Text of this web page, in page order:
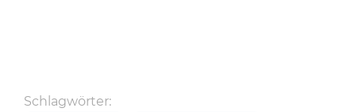
Schlagwörter: